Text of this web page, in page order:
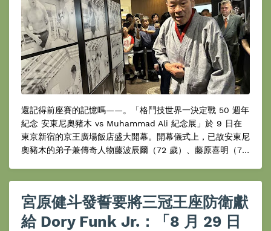
還記得前座賽的記憶嗎——。「格鬥技世界一決定戰 50 週年
紀念 安東尼奧豬木 vs Muhammad Ali 紀念展」於 9 日在
東京新宿的京王廣場飯店盛大開幕。開幕儀式上，已故安東尼
奧豬木的弟子兼傳奇人物藤波辰爾（72 歲）、藤原喜明（77
宮原健斗發誓要將三冠王座防衛獻
給 Dory Funk Jr.：「8 月 29 日